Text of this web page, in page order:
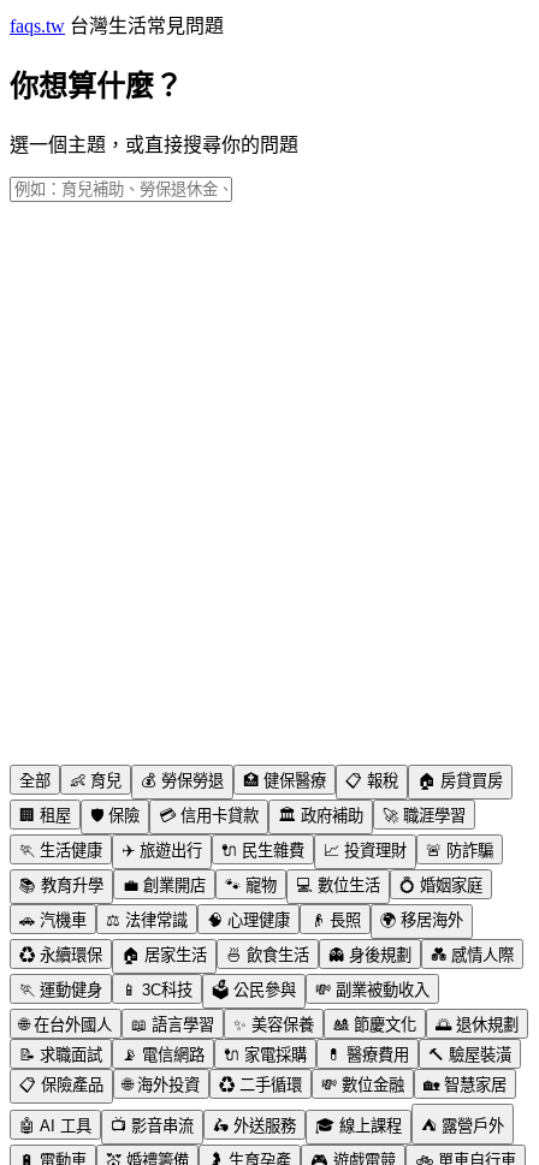
faqs.tw 台灣生活常見問題
你想算什麼？
選一個主題，或直接搜尋你的問題
全部 👶 育兒 💰 勞保勞退 🏥 健保醫療 📋 報稅 🏠 房貸買房
🏢 租屋 🛡️ 保險 💳 信用卡貸款 🏛️ 政府補助 🚀 職涯學習
🏃 生活健康 ✈️ 旅遊出行 🔌 民生雜費 📈 投資理財 🚨 防詐騙
📚 教育升學 💼 創業開店 🐾 寵物 💻 數位生活 💍 婚姻家庭
🚗 汽機車 ⚖️ 法律常識 🧠 心理健康 👴 長照 🌍 移居海外
♻️ 永續環保 🏠 居家生活 🍜 飲食生活 👻 身後規劃 💑 感情人際
🏃 運動健身 📱 3C科技 🗳️ 公民參與 💸 副業被動收入
🌐 在台外國人 📖 語言學習 ✨ 美容保養 🎎 節慶文化 🌅 退休規劃
📝 求職面試 📡 電信網路 🔌 家電採購 💊 醫療費用 🔨 驗屋裝潢
📋 保險產品 🌐 海外投資 ♻️ 二手循環 💸 數位金融 🏡 智慧家居
🤖 AI 工具 📺 影音串流 🛵 外送服務 🎓 線上課程 ⛺ 露營戶外
🔋 電動車 💒 婚禮籌備 🤰 生育孕產 🎮 遊戲電競 🚲 單車自行車